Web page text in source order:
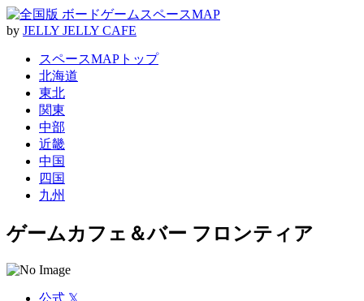
by JELLY JELLY CAFE
スペースMAPトップ
北海道
東北
関東
中部
近畿
中国
四国
九州
ゲームカフェ＆バー フロンティア
公式 𝕏